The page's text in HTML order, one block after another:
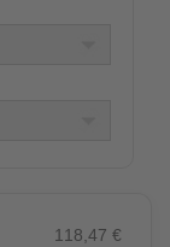
118,47 €